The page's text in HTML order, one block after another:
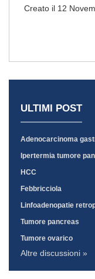
Creato il 12
ULTIMI POST
Adenocarcinoma
Ipertermia tumore
HCC
Febbricciola
Linfoadenopatie
Tumore pancreas
Tumore ovarico
Altre discussioni »